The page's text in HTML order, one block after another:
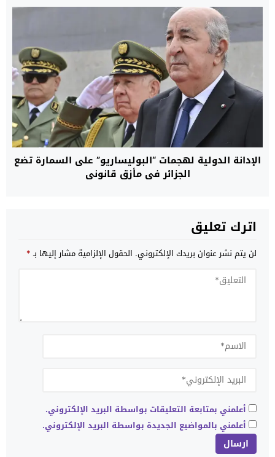
الإدانة الدولية لهجمات “البوليساريو” على السمارة تضع
الجزائر في مأزق قانوني
اترك تعليق
لن يتم نشر عنوان بريدك الإلكتروني. الحقول الإلزامية مشار إليها بـ*
أعلمني بمتابعة التعليقات بواسطة البريد الإلكتروني.
أعلمني بالمواضيع الجديدة بواسطة البريد الإلكتروني.